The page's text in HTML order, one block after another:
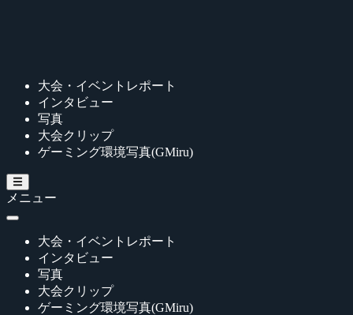
大会・イベントレポート
インタビュー
写真
大会クリップ
ゲーミング環境写真(GMiru)
メニュー
大会・イベントレポート
インタビュー
写真
大会クリップ
ゲーミング環境写真(GMiru)